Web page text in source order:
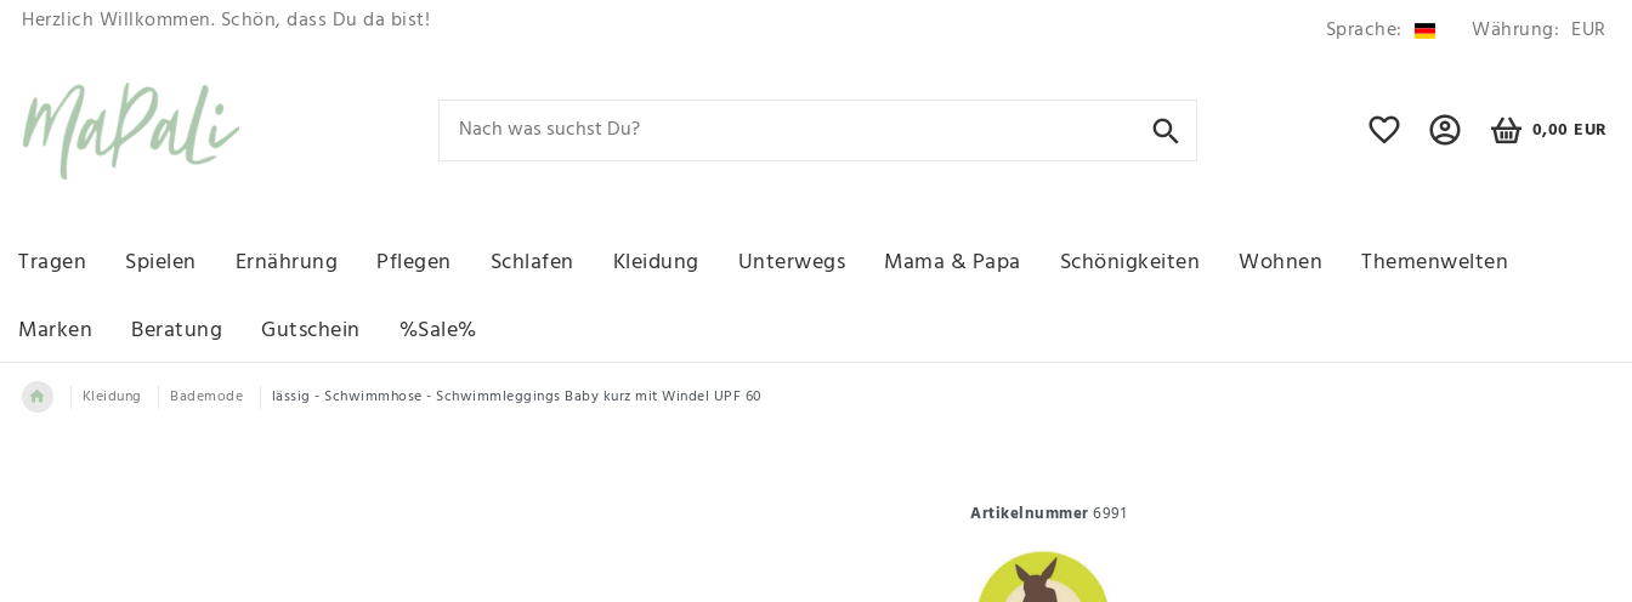
Herzlich Willkommen. Schön, dass Du da bist! Sprache: Währung: EUR
0,00 EUR
Tragen Spielen Ernährung Pflegen Schlafen Kleidung Unterwegs Mama & Papa Schönigkeiten Wohnen
Themenwelten
Marken
Beratung Gutschein %Sale%
Kleidung Bademode lässig - Schwimmhose - Schwimmleggings Baby kurz mit Windel UPF 60
Artikelnummer6991